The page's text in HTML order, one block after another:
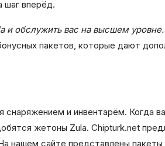
шаг вперёд.
и обслужить вас на высшем уровне.
пакетов, которые дают
снаряжением и инвентарём. Когда
жетоны Zula. Chipturk.net
нашем сайте представлены